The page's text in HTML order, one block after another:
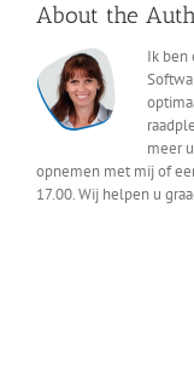
About the
Ik ben
meer
opnemen met mij of
17.00. Wij helpen u